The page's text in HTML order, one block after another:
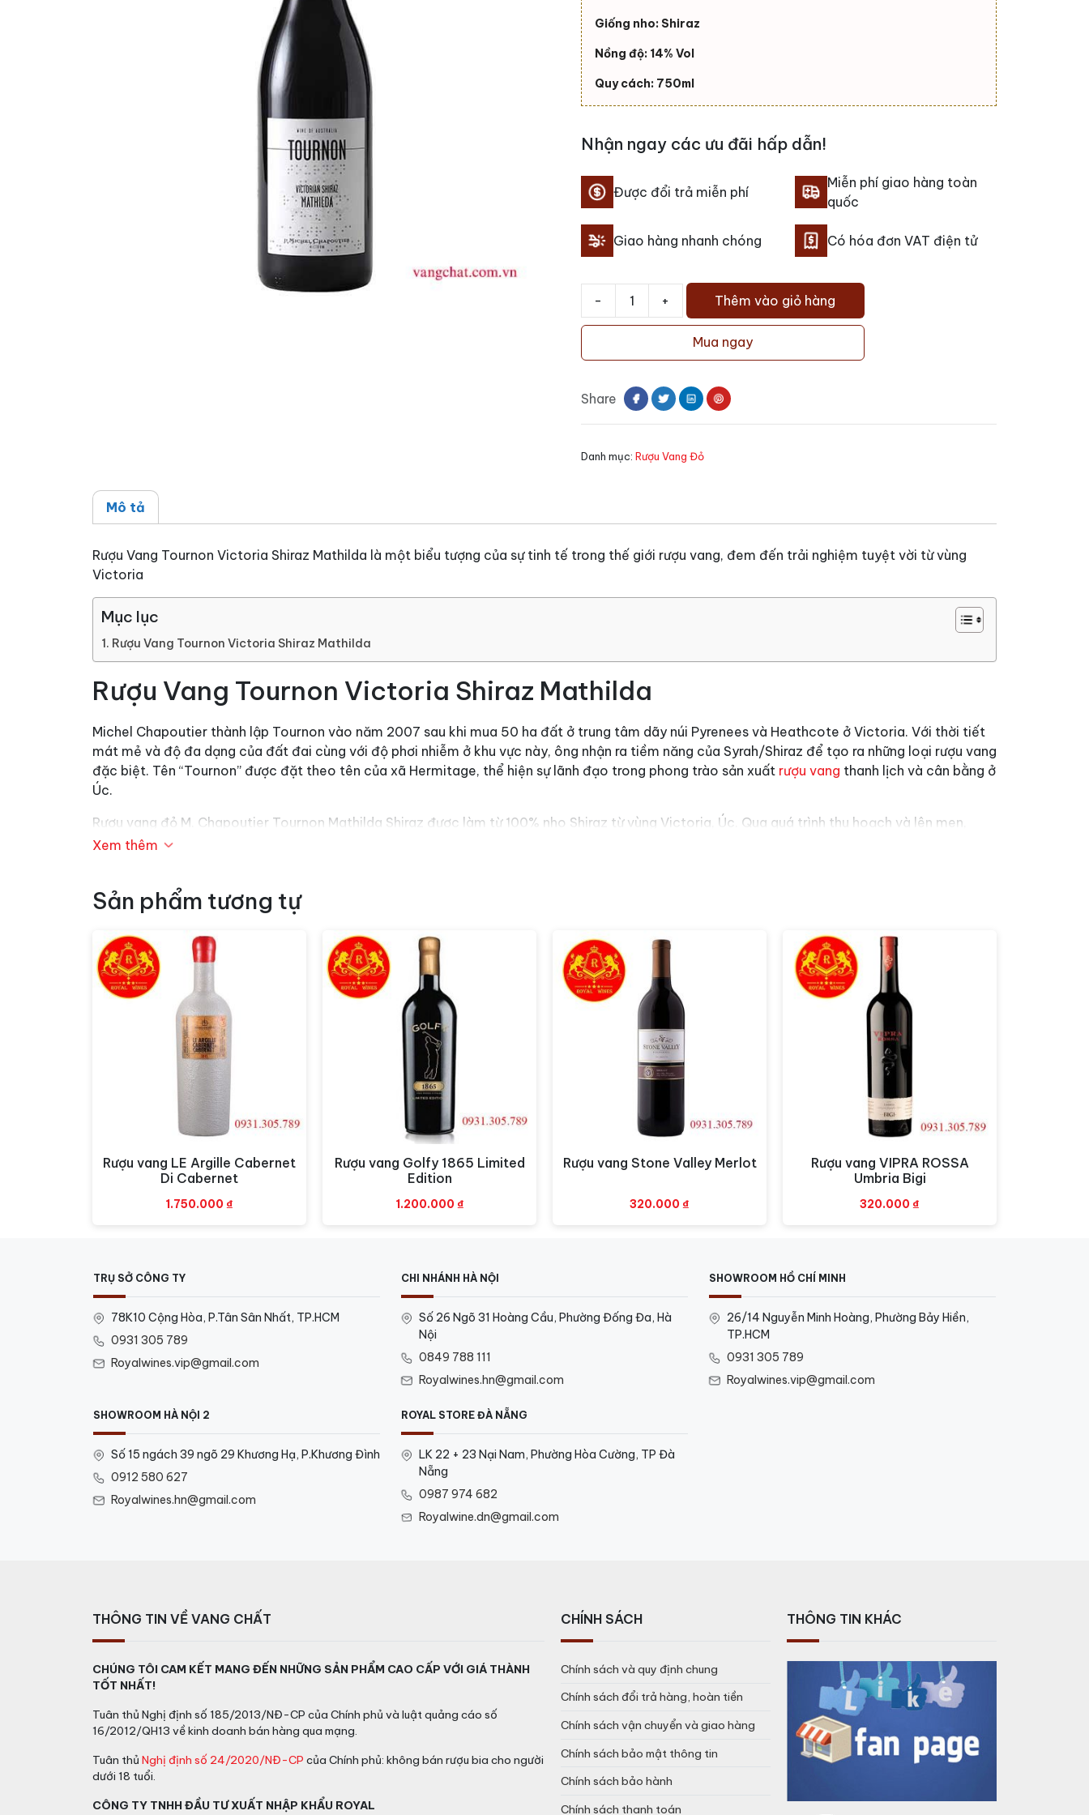
Giống nho: Shiraz
Nồng độ: 14% Vol
Quy cách: 750ml
Nhận ngay các ưu đãi hấp dẫn!
Được đổi trả miễn phí
Miễn phí giao hàng toàn
quốc
Giao hàng nhanh chóng Có hóa đơn VAT điện tử
-
Vang
Mathilda
số
+ Thêm vào giỏ hàng
Mua ngay
Share
Danh mục: Rượu Vang Đỏ
Mô tả
Rượu Vang Tournon Victoria Shiraz Mathilda là một biểu tượng của sự tinh tế trong thế giới rượu vang, đem đến trải nghiệm tuyệt vời từ vùng
Victoria
Mục lục
Rượu Vang Tournon Victoria Shiraz Mathilda
Rượu Vang Tournon Victoria Shiraz Mathilda
Michel Chapoutier thành lập Tournon vào năm 2007 sau khi mua 50 ha đất ở trung tâm dãy núi Pyrenees và Heathcote ở Victoria. Với thời tiết
mát mẻ và độ đa dạng của đất đai cùng với độ phơi nhiễm ở khu vực này, ông nhận ra tiềm năng của Syrah/Shiraz để tạo ra những loại rượu vang
đặc biệt. Tên “Tournon” được đặt theo tên của xã Hermitage, thể hiện sự lãnh đạo trong phong trào sản xuất rượu vang thanh lịch và cân bằng ở
Úc.
Rượu vang đỏ M. Chapoutier Tournon Mathilda Shiraz được làm từ 100% nho Shiraz từ vùng Victoria, Úc. Qua quá trình thu hoạch và lên men,
rượu được ủ trưởng thành trong bồn chứa xi măng hoặc thùng thép không gỉ trong 12 tháng. Điều này tạo ra một chai rượu vang với hương vị đậm
Xem thêm
Sản phẩm tương tự
Xem nhanh
Rượu vang LE Argille Cabernet
Di Cabernet
1.750.000 ₫
Xem nhanh
Rượu vang Golfy 1865 Limited
Edition
1.200.000 ₫
Xem nhanh
Rượu vang Stone Valley Merlot
320.000 ₫
Xem nhanh
Rượu vang VIPRA ROSSA
Umbria Bigi
320.000 ₫
TRỤ SỞ CÔNG TY
78K10 Cộng Hòa, P.Tân Sân Nhất, TP.HCM
0931 305 789
Royalwines.vip@gmail.com
CHI NHÁNH HÀ NỘI
Số 26 Ngõ 31 Hoàng Cầu, Phường Đống Đa, Hà
Nội
0849 788 111
Royalwines.hn@gmail.com
SHOWROOM HỒ CHÍ MINH
26/14 Nguyễn Minh Hoàng, Phường Bảy Hiền,
TP.HCM
0931 305 789
Royalwines.vip@gmail.com
SHOWROOM HÀ NỘI 2
Số 15 ngách 39 ngõ 29 Khương Hạ, P.Khương Đình
0912 580 627
Royalwines.hn@gmail.com
ROYAL STORE ĐÀ NẴNG
LK 22 + 23 Nại Nam, Phường Hòa Cường, TP Đà
Nẵng
0987 974 682
Royalwine.dn@gmail.com
THÔNG TIN VỀ VANG CHẤT
CHÚNG TÔI CAM KẾT MANG ĐẾN NHỮNG SẢN PHẨM CAO CẤP VỚI GIÁ THÀNH
TỐT NHẤT!
Tuân thủ Nghị định số 185/2013/NĐ-CP của Chính phủ và luật quảng cáo số
16/2012/QH13 về kinh doanh bán hàng qua mạng.
Tuân thủ Nghị định số 24/2020/NĐ-CP của Chính phủ: không bán rượu bia cho người
dưới 18 tuổi.
CÔNG TY TNHH ĐẦU TƯ XUẤT NHẬP KHẨU ROYAL
CHÍNH SÁCH
Chính sách và quy định chung
Chính sách đổi trả hàng, hoàn tiền
Chính sách vận chuyển và giao hàng
Chính sách bảo mật thông tin
Chính sách bảo hành
Chính sách thanh toán
THÔNG TIN KHÁC